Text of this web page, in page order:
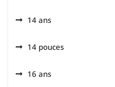
14 ans
14 pouces
16 ans